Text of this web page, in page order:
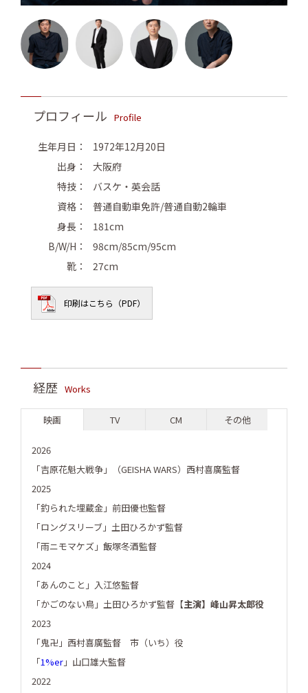
プロフィール Profile
生年月日：
1972年12月20日
出身：
大阪府
特技：
バスケ・英会話
資格：
普通自動車免許/普通自動2輪車
身長：
181cm
B/W/H：
98cm/85cm/95cm
靴：
27cm
印刷はこちら（PDF）
経歴 Works
映画 TV CM その他
2026
「吉原花魁大戦争」（GEISHA WARS）西村喜廣監督
2025
「釣られた埋蔵金」前田優也監督
「ロングスリーブ」土田ひろかず監督
「雨ニモマケズ」飯塚冬酒監督
2024
「あんのこと」入江悠監督
「かごのない鳥」土田ひろかず監督【主演】峰山昇太郎役
2023
「鬼卍」西村喜廣監督 市（いち）役
「1%er 」山口雄大監督
2022